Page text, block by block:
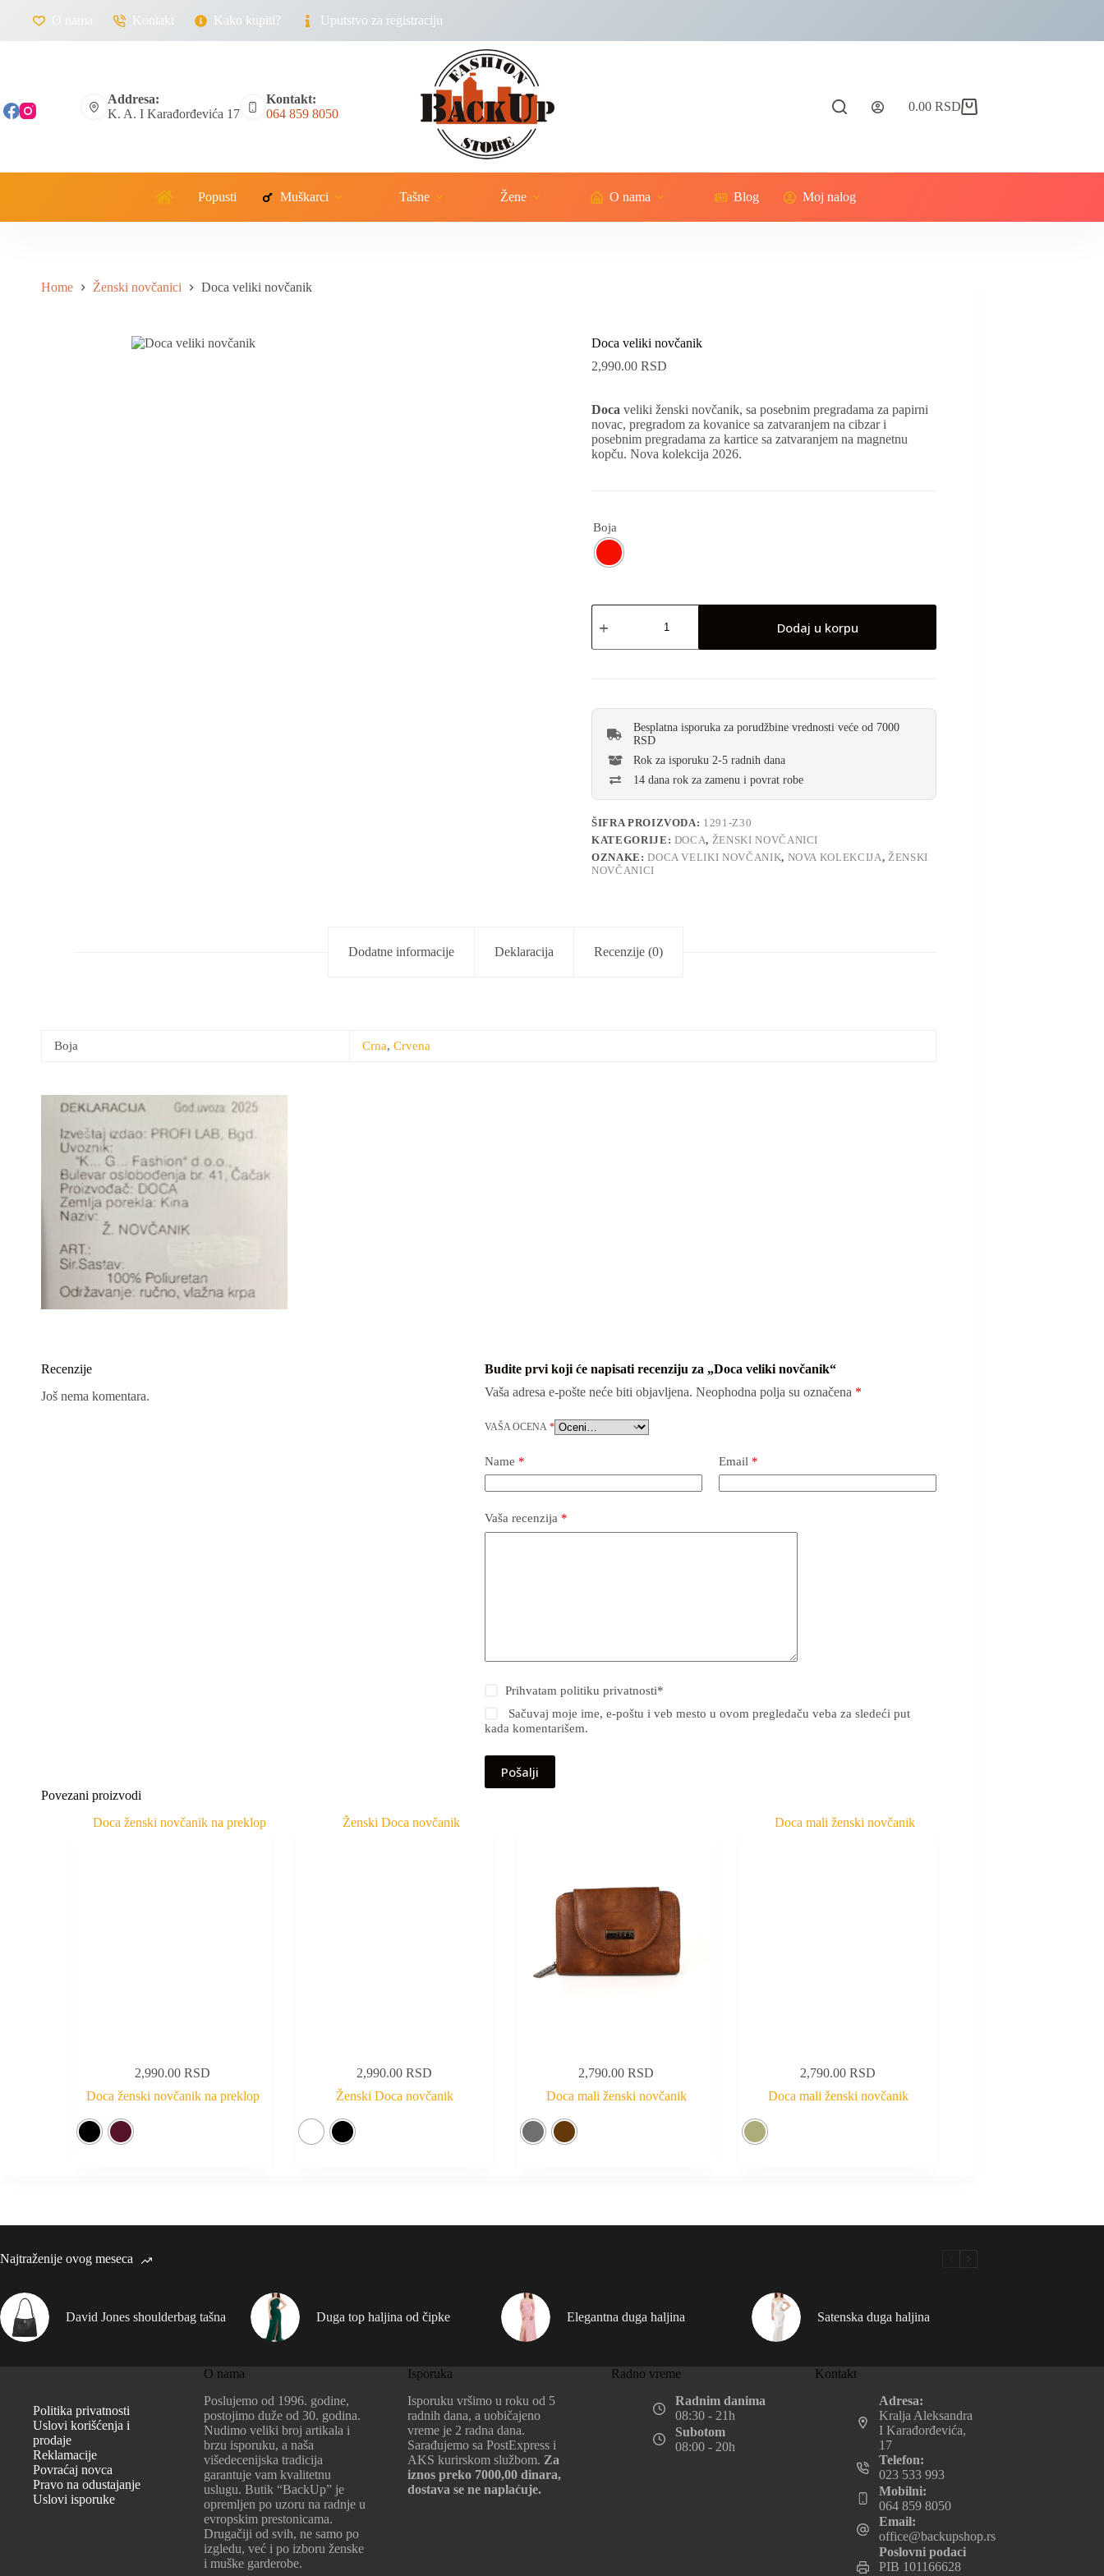
O nama Kontakt Kako kupiti? Uputstvo za registraciju
Addresa:
K. A. I Karađorđevića 17
Kontakt:
064 859 8050
0.00 RSD
Popusti Muškarci Tašne Žene O nama Blog Moj nalog
Home Ženski novčanici Doca veliki novčanik
Doca veliki novčanik
2,990.00 RSD
Doca veliki ženski novčanik, sa posebnim pregradama za papirni
novac, pregradom za kovanice sa zatvaranjem na cibzar i
posebnim pregradama za kartice sa zatvaranjem na magnetnu
kopču. Nova kolekcija 2026.
Boja
Dodaj u korpu
Besplatna isporuka za porudžbine vrednosti veće od 7000
RSD
Rok za isporuku 2-5 radnih dana
14 dana rok za zamenu i povrat robe
ŠIFRA PROIZVODA: 1291-Z30
KATEGORIJE: DOCA, ŽENSKI NOVČANICI
OZNAKE:DOCA VELIKI NOVČANIK, NOVA KOLEKCIJA, ŽENSKI
NOVČANICI
Dodatne informacije Deklaracija Recenzije (0)
Boja Crna, Crvena
Recenzije
Još nema komentara.
Budite prvi koji će napisati recenziju za „Doca veliki novčanik“
Vaša adresa e-pošte neće biti objavljena. Neophodna polja su označena *
VAŠA OCENA *
Name * Email *
Vaša recenzija *
Prihvatampolitiku privatnosti*
Sačuvaj moje ime, e-poštu i veb mesto u ovom pregledaču veba za sledeći put
kada komentarišem.
Pošalji
Povezani proizvodi
2,990.00 RSD
Doca ženski novčanik na preklop
2,990.00 RSD
Ženski Doca novčanik
2,790.00 RSD
Doca mali ženski novčanik
2,790.00 RSD
Doca mali ženski novčanik
Najtraženije ovog meseca
David Jones shoulderbag tašna Duga top haljina od čipke Elegantna duga haljina Satenska duga haljina
Politika privatnosti
Uslovi korišćenja i
prodaje
Reklamacije
Povraćaj novca
Pravo na odustajanje
Uslovi isporuke
O nama
Poslujemo od 1996. godine,
postojimo duže od 30. godina.
Nudimo veliki broj artikala i
brzu isporuku, a naša
višedecenijska tradicija
garantuje vam kvalitetnu
uslugu. Butik “BackUp” je
opremljen po uzoru na radnje u
evropskim prestonicama.
Drugačiji od svih, ne samo po
izgledu, već i po izboru ženske
i muške garderobe.
Isporuka
Isporuku vršimo u roku od 5
radnih dana, a uobičajeno
vreme je 2 radna dana.
Sarađujemo sa PostExpress i
AKS kurirskom službom. Za
iznos preko 7000,00 dinara,
dostava se ne naplaćuje.
Radno vreme
Radnim danima
08:30 - 21h
Subotom
08:00 - 20h
Kontakt
Adresa:
Kralja Aleksandra
I Karađorđevića,
17
Telefon:
023 533 993
Mobilni:
064 859 8050
Email:
office@backupshop.rs
Poslovni podaci
PIB 101166628